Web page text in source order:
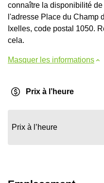
connaître la disponibilité
l'adresse Place du Champ
Ixelles, code postal 1050.
cela.
Masquer les informations
Prix à l’heure
Prix à l’heure